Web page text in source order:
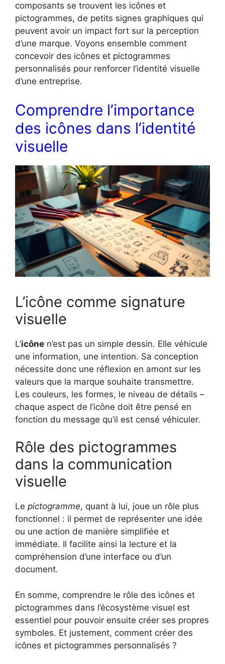
composants se trouvent les icônes et
pictogrammes, de petits signes graphiques qui
peuvent avoir un impact fort sur la perception
d’une marque. Voyons ensemble comment
concevoir des icônes et pictogrammes
personnalisés pour renforcer l’identité visuelle
d’une entreprise.
Comprendre l’importance
des icônes dans l’identité
visuelle
L’icône comme signature
visuelle
L’icône n’est pas un simple dessin. Elle véhicule
une information, une intention. Sa conception
nécessite donc une réflexion en amont sur les
valeurs que la marque souhaite transmettre.
Les couleurs, les formes, le niveau de détails –
chaque aspect de l’icône doit être pensé en
fonction du message qu’il est censé véhiculer.
Rôle des pictogrammes
dans la communication
visuelle
Le pictogramme, quant à lui, joue un rôle plus
fonctionnel : il permet de représenter une idée
ou une action de manière simplifiée et
immédiate. Il facilite ainsi la lecture et la
compréhension d’une interface ou d’un
document.
En somme, comprendre le rôle des icônes et
pictogrammes dans l’écosystème visuel est
essentiel pour pouvoir ensuite créer ses propres
symboles. Et justement, comment créer des
icônes et pictogrammes personnalisés ?